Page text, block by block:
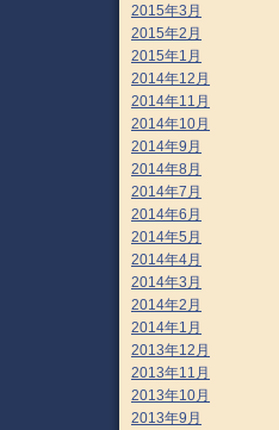
2015年3月
2015年2月
2015年1月
2014年12月
2014年11月
2014年10月
2014年9月
2014年8月
2014年7月
2014年6月
2014年5月
2014年4月
2014年3月
2014年2月
2014年1月
2013年12月
2013年11月
2013年10月
2013年9月